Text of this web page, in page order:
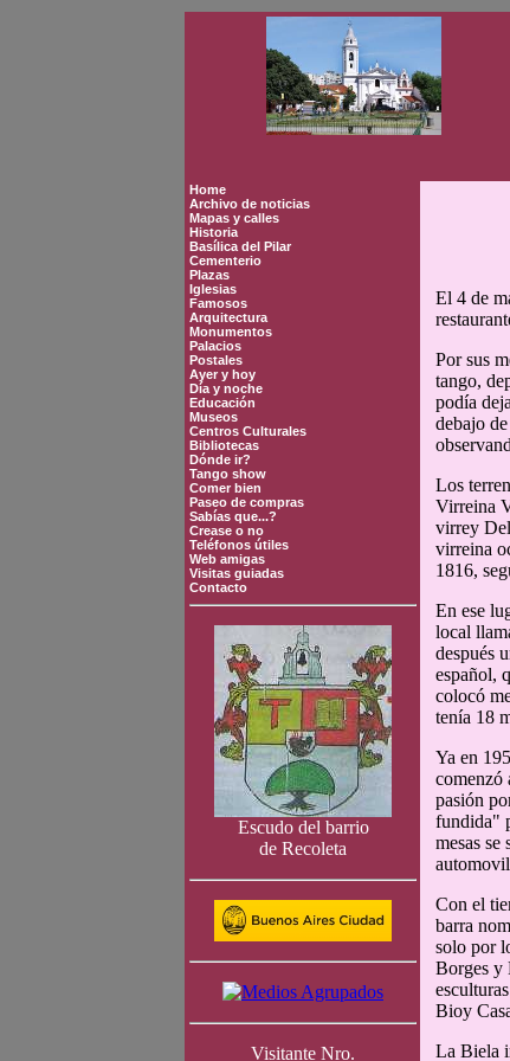
Home
Archivo de noticias
Mapas y calles
Historia
Basílica del Pilar
Cementerio
Plazas
Iglesias
Famosos
Arquitectura
Monumentos
Palacios
Postales
Ayer y hoy
Día y noche
Educación
Museos
Centros Culturales
Bibliotecas
Dónde ir?
Tango show
Comer bien
Paseo de compras
Sabías que...?
Crease o no
Teléfonos útiles
Web amigas
Visitas guiadas
Contacto
Escudo del barrio
de Recoleta
Visitante Nro.
El 4 de
Por sus
tango,
podía
debajo
Los
Virreina
virrey
virreina
1816,
En ese
local
después
español,
colocó
tenía 18
Ya en
comenzó
pasión
fundida"
mesas
Con el
barra
solo por
Borges y
Bioy
La Biela